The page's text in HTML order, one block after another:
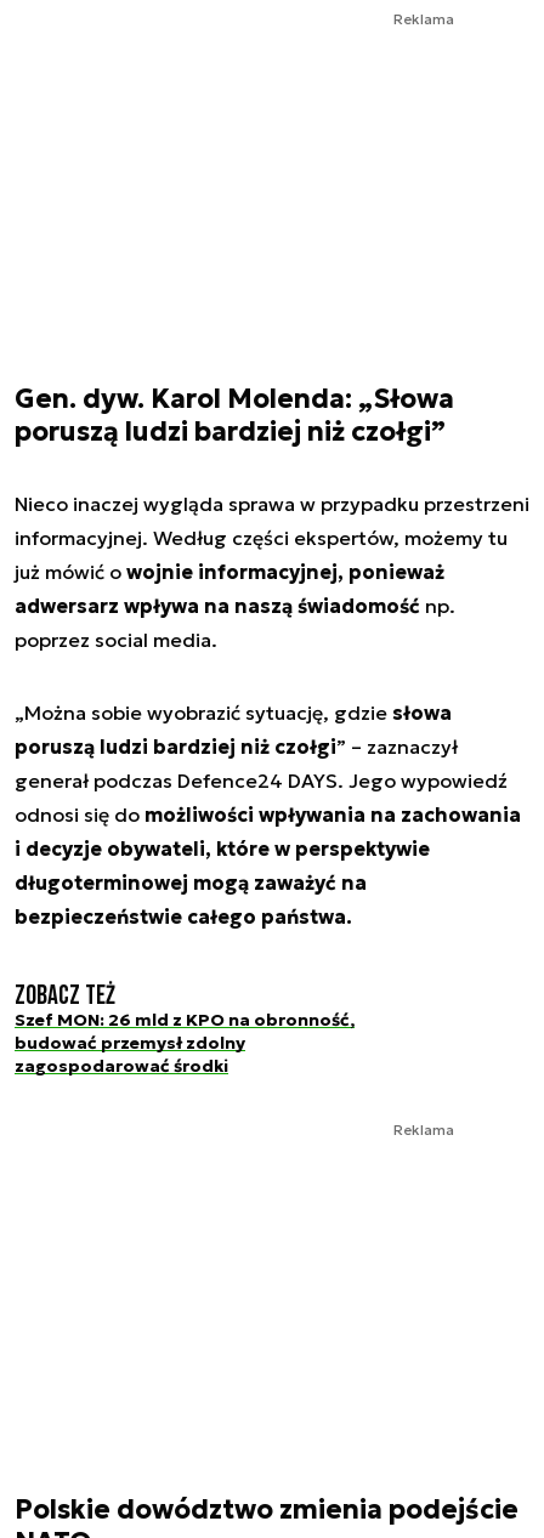
Reklama
Gen. dyw. Karol Molenda: „Słowa
poruszą ludzi bardziej niż czołgi”
Nieco inaczej wygląda sprawa w przypadku przestrzeni
informacyjnej. Według części ekspertów, możemy tu
już mówić o wojnie informacyjnej, ponieważ
adwersarz wpływa na naszą świadomość np.
poprzez social media.
„Można sobie wyobrazić sytuację, gdzie słowa
poruszą ludzi bardziej niż czołgi” – zaznaczył
generał podczas Defence24 DAYS. Jego wypowiedź
odnosi się do możliwości wpływania na zachowania
i decyzje obywateli, które w perspektywie
długoterminowej mogą zaważyć na
bezpieczeństwie całego państwa.
Zobacz też
Szef MON: 26 mld z KPO na obronność,
budować przemysł zdolny
zagospodarować środki
Reklama
Polskie dowództwo zmienia podejście